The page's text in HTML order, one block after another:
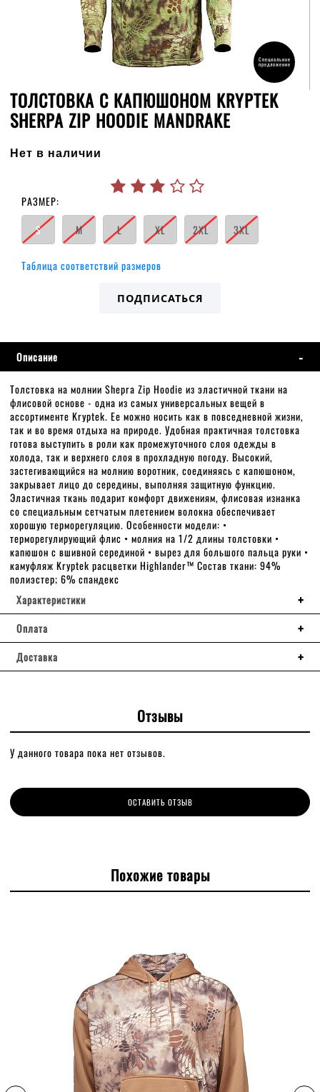
Специальное
предложение
ТОЛСТОВКА С КАПЮШОНОМ KRYPTEK
SHERPA ZIP HOODIE MANDRAKE
Нет в наличии
РАЗМЕР:
S
M L XL 2XL 3XL
Таблица соответствий размеров
ПОДПИСАТЬСЯ
Описание
Толстовка на молнии Shepra Zip Hoodie из эластичной ткани на
флисовой основе - одна из самых универсальных вещей в
ассортименте Kryptek. Ее можно носить как в повседневной жизни,
так и во время отдыха на природе. Удобная практичная толстовка
готова выступить в роли как промежуточного слоя одежды в
холода, так и верхнего слоя в прохладную погоду. Высокий,
застегивающийся на молнию воротник, соединяясь с капюшоном,
закрывает лицо до середины, выполняя защитную функцию.
Эластичная ткань подарит комфорт движениям, флисовая изнанка
со специальным сетчатым плетением волокна обеспечивает
хорошую терморегуляцию. Особенности модели: •
терморегулирующий флис • молния на 1/2 длины толстовки •
капюшон с вшивной серединой • вырез для большого пальца руки •
камуфляж Kryptek расцветки Highlander™ Cостав ткани: 94%
полиэстер; 6% спандекс
Характеристики
Оплата
Доставка
Отзывы
У данного товара пока нет отзывов.
ОСТАВИТЬ ОТЗЫВ
Похожие товары